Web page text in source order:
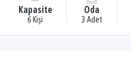
Kapasite
6 Kişi
Oda
3 Adet